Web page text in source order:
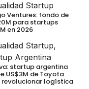
Startup
Ventures: fondo de
para startups
en 2026
Startup,
Argentina
startup argentina
US$3M de Toyota
revolucionar logística